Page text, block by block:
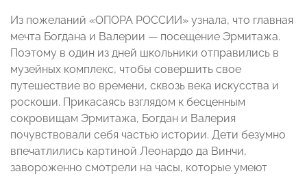
Из пожеланий «ОПОРА РОССИИ» узнала, что главная
мечта Богдана и Валерии — посещение Эрмитажа.
Поэтому в один из дней школьники отправились в
музейных комплекс, чтобы совершить свое
путешествие во времени, сквозь века искусства и
роскоши. Прикасаясь взглядом к бесценным
сокровищам Эрмитажа, Богдан и Валерия
почувствовали себя частью истории. Дети безумно
впечатлились картиной Леонардо да Винчи,
завороженно смотрели на часы, которые умеют